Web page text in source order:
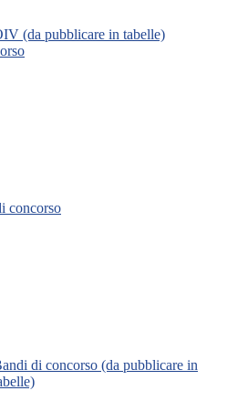
(da pubblicare in tabelle)
concorso
di concorso (da pubblicare in